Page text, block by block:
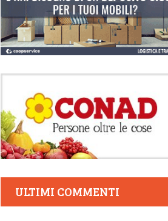
ULTIMI COMMENTI